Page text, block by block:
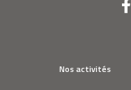
Nos activités